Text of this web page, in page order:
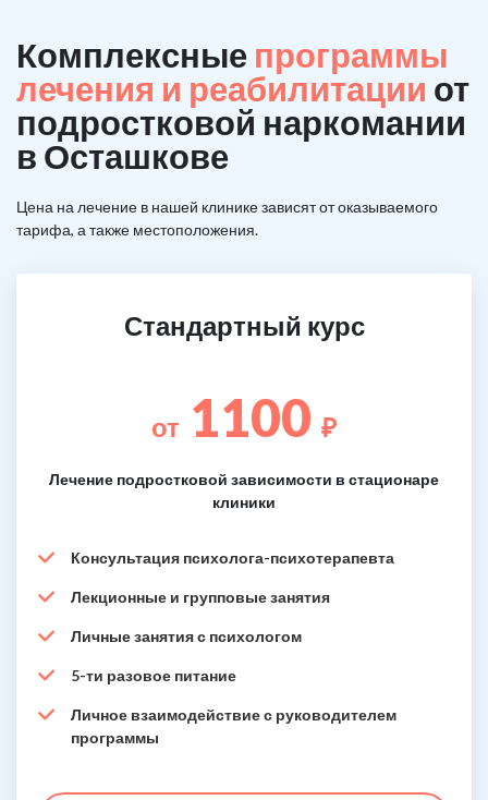
Комплексные программы
лечения и реабилитации от
подростковой наркомании
в Осташкове
Цена на лечение в нашей клинике зависят от оказываемого
тарифа, а также местоположения.
Стандартный курс
от 1100 ₽
Лечение подростковой зависимости в стационаре
клиники
Консультация психолога-психотерапевта
Лекционные и групповые занятия
Личные занятия с психологом
5-ти разовое питание
Личное взаимодействие с руководителем
программы